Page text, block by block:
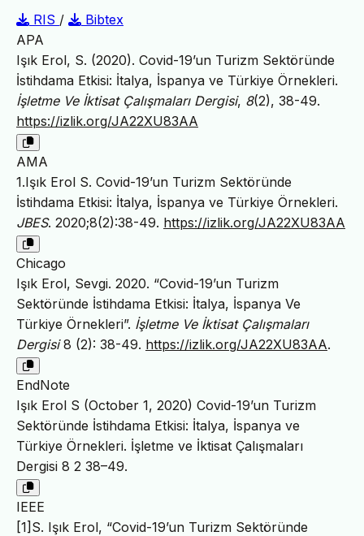
RIS /
Bibtex
APA
Işık Erol, S. (2020). Covid-19’un Turizm Sektöründe
İstihdama Etkisi: İtalya, İspanya ve Türkiye Örnekleri.
İşletme Ve İktisat Çalışmaları Dergisi, 8(2), 38-49.
https://izlik.org/JA22XU83AA
AMA
1.Işık Erol S. Covid-19’un Turizm Sektöründe
İstihdama Etkisi: İtalya, İspanya ve Türkiye Örnekleri.
JBES. 2020;8(2):38-49. https://izlik.org/JA22XU83AA
Chicago
Işık Erol, Sevgi. 2020. “Covid-19’un Turizm
Sektöründe İstihdama Etkisi: İtalya, İspanya Ve
Türkiye Örnekleri”. İşletme Ve İktisat Çalışmaları
Dergisi8 (2): 38-49. https://izlik.org/JA22XU83AA.
EndNote
Işık Erol S (October 1, 2020) Covid-19’un Turizm
Sektöründe İstihdama Etkisi: İtalya, İspanya ve
Türkiye Örnekleri. İşletme ve İktisat Çalışmaları
Dergisi 8 2 38–49.
IEEE
[1]S. Işık Erol, “Covid-19’un Turizm Sektöründe